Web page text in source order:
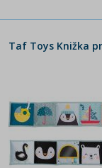
Taf Toys Knižka